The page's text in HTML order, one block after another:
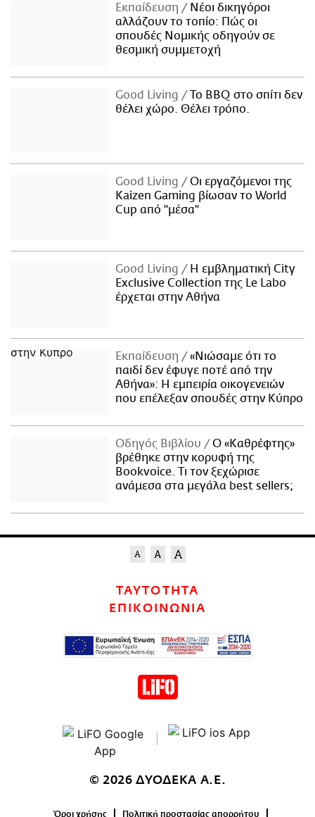
Εκπαίδευση
Νέοι δικηγόροι
αλλάζουν το τοπίο: Πώς οι
σπουδές Νομικής οδηγούν σε
θεσμική συμμετοχή
Good Living
Το BBQ στο σπίτι δεν
θέλει χώρο. Θέλει τρόπο.
Good Living
Οι εργαζόμενοι της
Kaizen Gaming βίωσαν το World
Cup από "μέσα"
Good Living
Η εμβληματική City
Exclusive Collection της Le Labo
έρχεται στην Αθήνα
Εκπαίδευση
«Νιώσαμε ότι το
παιδί δεν έφυγε ποτέ από την
Αθήνα»: Η εμπειρία οικογενειών
που επέλεξαν σπουδές στην Κύπρο
Οδηγός Βιβλίου
Ο «Καθρέφτης»
βρέθηκε στην κορυφή της
Bookvoice. Τι τον ξεχώρισε
ανάμεσα στα μεγάλα best sellers;
ΤΑΥΤΟΤΗΤΑ
ΕΠΙΚΟΙΝΩΝΙΑ
© 2026 ΔΥΟΔΕΚΑ Α.Ε.
Όροι χρήσης Πολιτική προστασίας απορρήτου